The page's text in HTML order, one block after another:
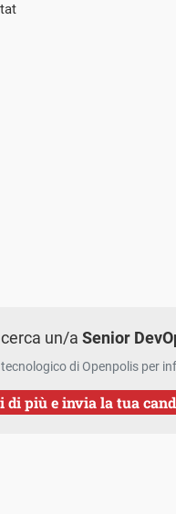
cerca un/aSenior
di Openpolis per
di più e invia la tua